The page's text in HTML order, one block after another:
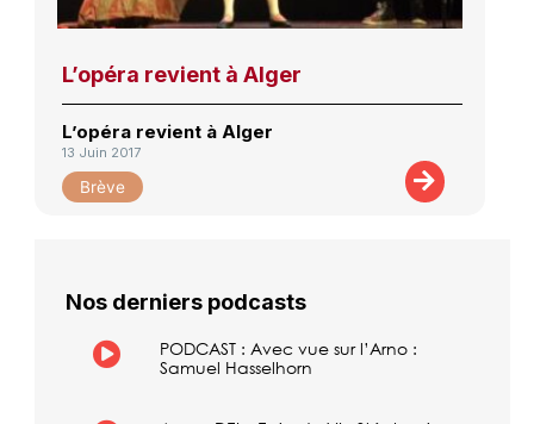
L’opéra revient à Alger
L’opéra revient à Alger
13 Juin 2017
Brève
Nos derniers podcasts
PODCAST : Avec vue sur l’Arno :
Samuel Hasselhorn